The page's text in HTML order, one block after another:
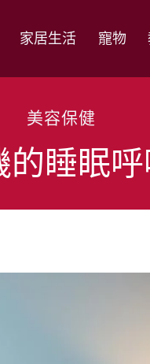
家居生活 寵物
美容保健
睡眠